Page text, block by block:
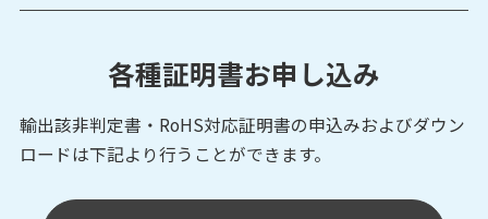
各種証明書お申し込み
輸出該非判定書・RoHS対応証明書の申込みおよびダウン
ロードは下記より行うことができます。